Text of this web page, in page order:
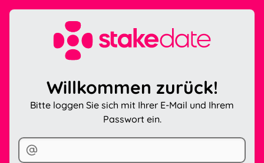
Willkommen zurück!
Bitte loggen Sie sich mit Ihrer E-Mail und Ihrem
Passwort ein.